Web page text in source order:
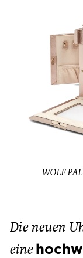
WOLF
Die neuen
eine